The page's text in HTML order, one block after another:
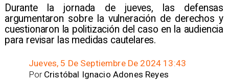
​Durante la jornada de jueves, las defensas
argumentaron sobre la vulneración de derechos y
cuestionaron la politización del caso en la audiencia
para revisar las medidas cautelares.
Jueves, 5 De Septiembre De 2024 13:43
Cristóbal Ignacio Adones Reyes
Por